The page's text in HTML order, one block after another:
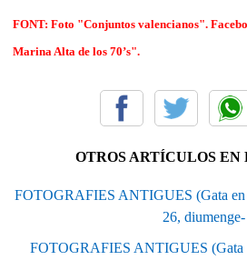
FONT: Foto "Conjuntos valencianos".
Marina Alta de los 70’s".
OTROS ARTÍCULOS EN
FOTOGRAFIES ANTIGUES (Gata en
26, diumenge-
FOTOGRAFIES ANTIGUES (Gata